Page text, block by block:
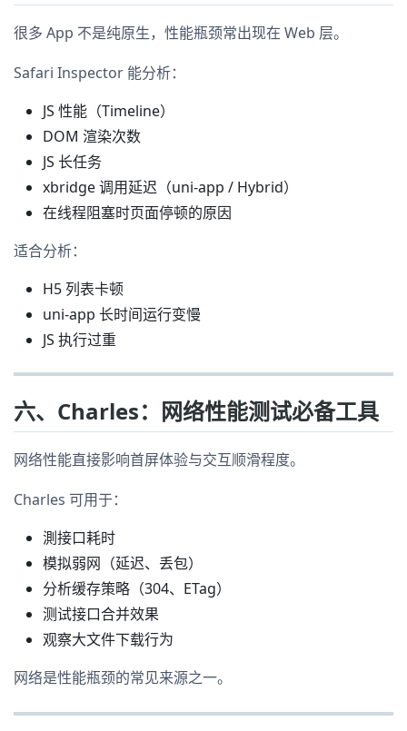
很多 App 不是纯原生，性能瓶颈常出现在 Web 层。
Safari Inspector 能分析：
JS 性能（Timeline）
DOM 渲染次数
JS 长任务
xbridge 调用延迟（uni-app / Hybrid）
在线程阻塞时页面停顿的原因
适合分析：
H5 列表卡顿
uni-app 长时间运行变慢
JS 执行过重
六、Charles：网络性能测试必备工具
网络性能直接影响首屏体验与交互顺滑程度。
Charles 可用于：
測接口耗时
模拟弱网（延迟、丢包）
分析缓存策略（304、ETag）
测试接口合并效果
观察大文件下载行为
网络是性能瓶颈的常见来源之一。